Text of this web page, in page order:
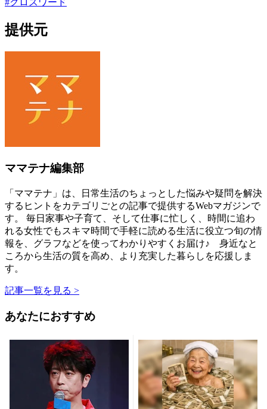
提供元
ママテナ編集部
「ママテナ」は、日常生活のちょっとした悩みや疑問を解決
するヒントをカテゴリごとの記事で提供するWebマガジンで
す。 毎日家事や子育て、そして仕事に忙しく、時間に追わ
れる女性でもスキマ時間で手軽に読める生活に役立つ旬の情
報を、グラフなどを使ってわかりやすくお届け♪ 身近なと
ころから生活の質を高め、より充実した暮らしを応援しま
す。
記事一覧を見る >
あなたにおすすめ